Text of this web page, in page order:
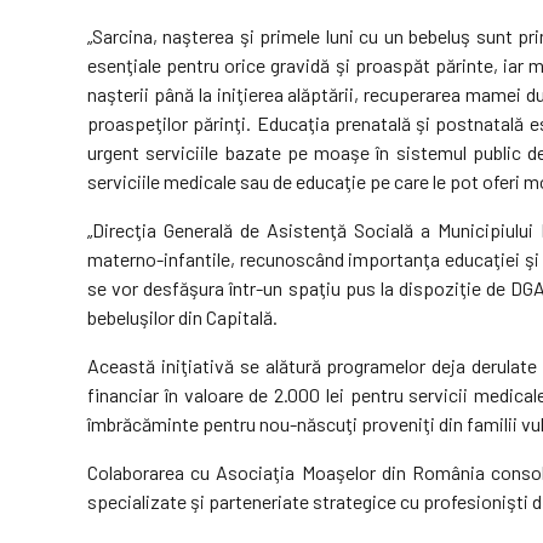
„Sarcina, naşterea şi primele luni cu un bebeluş sunt
esenţiale pentru orice gravidă şi proaspăt părinte,
naşterii până la iniţierea alăptării, recuperarea mamei
proaspeţilor părinţi. Educaţia prenatală şi postnatală
urgent serviciile bazate pe moaşe în sistemul public
serviciile medicale sau de educaţie pe care le pot oferi
„Direcţia Generală de Asistenţă Socială a
materno-infantile, recunoscând importanţa educaţiei
se vor desfăşura într-un spaţiu pus la dispoziţie de
bebeluşilor din Capitală.
Această iniţiativă se alătură programelor deja derulate
financiar în valoare de 2.000 lei pentru servicii
îmbrăcăminte pentru nou-născuţi proveniţi din familii
Colaborarea cu Asociaţia Moaşelor din România
specializate şi parteneriate strategice cu profesionişti